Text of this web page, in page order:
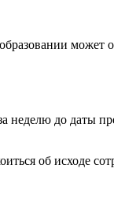
может
до даты
об исходе